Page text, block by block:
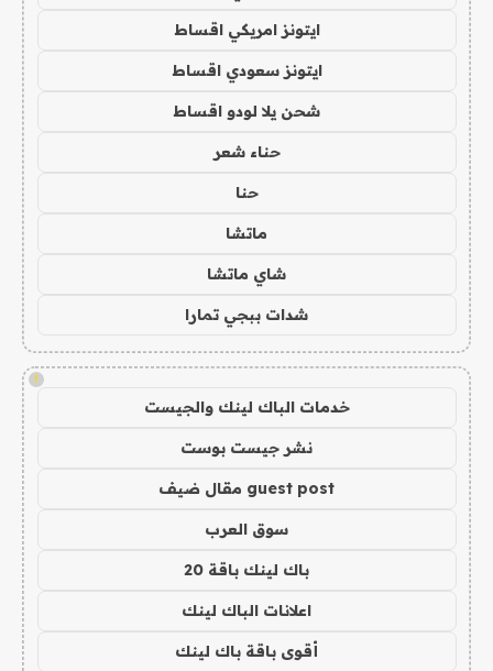
ايتونز امريكي اقساط
ايتونز سعودي اقساط
شحن يلا لودو اقساط
حناء شعر
حنا
ماتشا
شاي ماتشا
شدات ببجي تمارا
!
خدمات الباك لينك والجيست
نشر جيست بوست
guest post مقال ضيف
سوق العرب
باك لينك باقة 20
اعلانات الباك لينك
أقوى باقة باك لينك